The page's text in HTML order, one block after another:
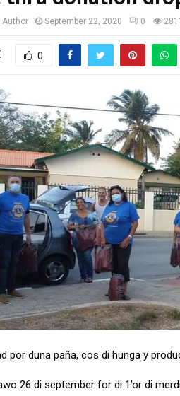
Author September 22, 2020 0 2811
0
por duna paña, cos di hunga y
26 di september for di 1’or di